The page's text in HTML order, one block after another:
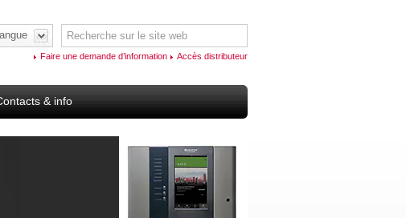
Faire une demande d’information Accès distributeur
& info